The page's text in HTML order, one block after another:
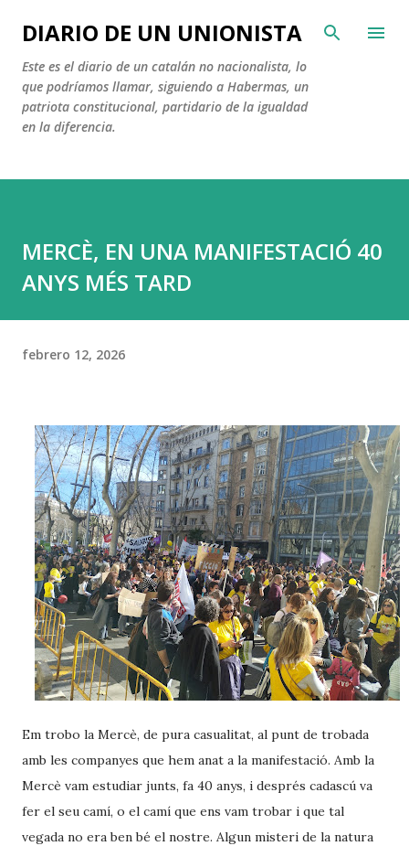
Ir al contenido principal
DIARIO DE UN UNIONISTA
Este es el diario de un catalán no nacionalista, lo
que podríamos llamar, siguiendo a Habermas, un
patriota constitucional, partidario de la igualdad
en la diferencia.
MERCÈ, EN UNA MANIFESTACIÓ 40
ANYS MÉS TARD
febrero 12, 2026
Em trobo la Mercè, de pura casualitat, al punt de trobada
amb les companyes que hem anat a la manifestació. Amb la
Mercè vam estudiar junts, fa 40 anys, i després cadascú va
fer el seu camí, o el camí que ens vam trobar i que tal
vegada no era ben bé el nostre. Algun misteri de la natura